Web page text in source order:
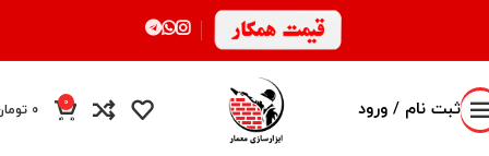
ثبت نام / ورود
0
محصول
0